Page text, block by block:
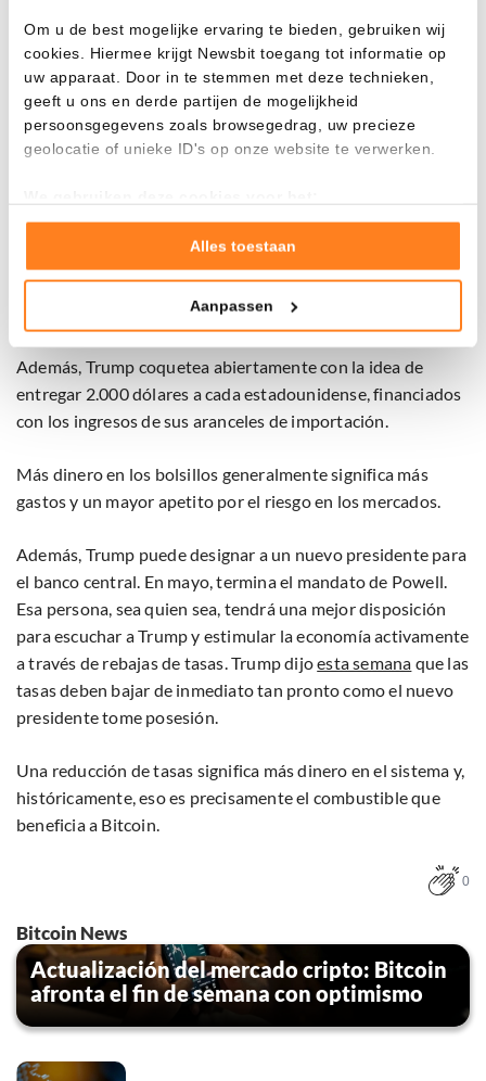
Om u de best mogelijke ervaring te bieden, gebruiken wij
cookies. Hiermee krijgt Newsbit toegang tot informatie op
uw apparaat. Door in te stemmen met deze technieken,
geeft u ons en derde partijen de mogelijkheid
persoonsgegevens zoals browsegedrag, uw precieze
geolocatie of unieke ID's op onze website te verwerken.
Goed laten functioneren van deze website
Verzamelen van gebruiksstatistieken
Tonen en meten van relevante advertenties
Klik hieronder om ons toestemming te geven om deze
maak gedetailleerde keuzes, waaronder het maken van
bezwaar tegen bedrijven die persoonsgegevens verwerken
instellingen te allen tijde inzien en bijwerken door op de
informatie: zie onsprivacy- encookiestatement.
Alles toestaan
Aanpassen
Trump podría impulsar Bitcoin
Desde una perspectiva electoral, también es posible
imaginar un escenario que favorezca un aumento en el
precio de Bitcoin. Trump está decidido a ganar las
elecciones, y una economía fuerte con alzas en los precios
legislación masiva con importantes beneficios fiscales para
familias y trabajadores.
Además, Trump coquetea abiertamente con la idea de
entregar 2.000 dólares a cada estadounidense, financiados
con los ingresos de sus aranceles de importación.
Más dinero en los bolsillos generalmente significa más
gastos y un mayor apetito por el riesgo en los mercados.
Además, Trump puede designar a un nuevo presidente para
el banco central. En mayo, termina el mandato de Powell.
Esa persona, sea quien sea, tendrá una mejor disposición
para escuchar a Trump y estimular la economía activamente
a través de rebajas de tasas. Trump dijoesta semana que las
tasas deben bajar de inmediato tan pronto como el nuevo
presidente tome posesión.
Una reducción de tasas significa más dinero en el sistema y,
históricamente, eso es precisamente el combustible que
beneficia a Bitcoin.
0
Bitcoin News
Actualización del mercado cripto: Bitcoin
afronta el fin de semana con optimismo